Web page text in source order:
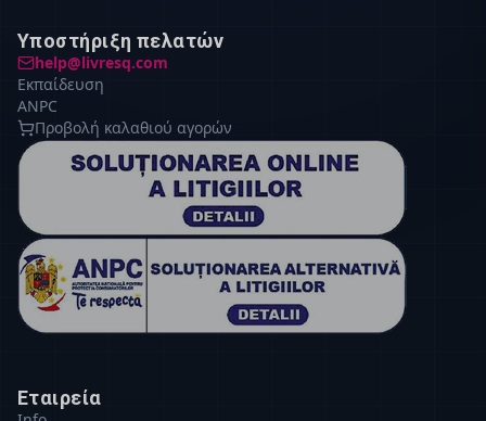
Υποστήριξη πελατών
help@livresq.com
Εκπαίδευση
ANPC
Προβολή καλαθιού αγορών
Εταιρεία